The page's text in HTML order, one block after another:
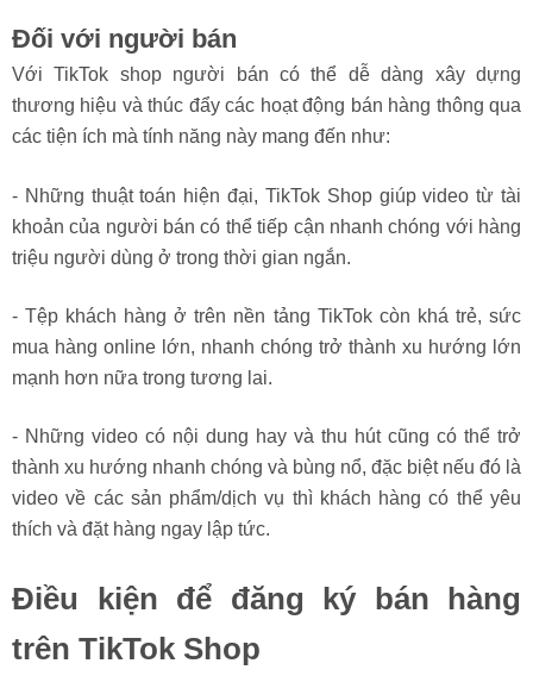
Đối với người bán
Với TikTok shop người bán có thể dễ dàng xây dựng
thương hiệu và thúc đẩy các hoạt động bán hàng thông qua
các tiện ích mà tính năng này mang đến như:
- Những thuật toán hiện đại, TikTok Shop giúp video từ tài
khoản của người bán có thể tiếp cận nhanh chóng với hàng
triệu người dùng ở trong thời gian ngắn.
- Tệp khách hàng ở trên nền tảng TikTok còn khá trẻ, sức
mua hàng online lớn, nhanh chóng trở thành xu hướng lớn
mạnh hơn nữa trong tương lai.
- Những video có nội dung hay và thu hút cũng có thể trở
thành xu hướng nhanh chóng và bùng nổ, đặc biệt nếu đó là
video về các sản phẩm/dịch vụ thì khách hàng có thể yêu
thích và đặt hàng ngay lập tức.
Điều kiện để đăng ký bán hàng
trên TikTok Shop